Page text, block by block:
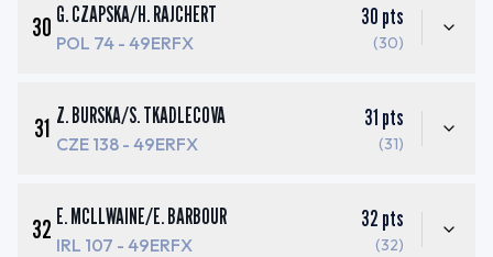
30 G. CZAPSKA/H. RAJCHERT
POL 74 - 49ERFX
30 pts
(30)
31 Z. BURSKA/S. TKADLECOVA
CZE 138 - 49ERFX
31 pts
(31)
32 E. MCLLWAINE/E. BARBOUR
IRL 107 - 49ERFX
32 pts
(32)